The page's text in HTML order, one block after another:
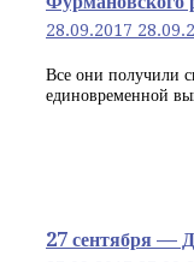
28.09.2017
Все они получили
единовременной
27 сентября —